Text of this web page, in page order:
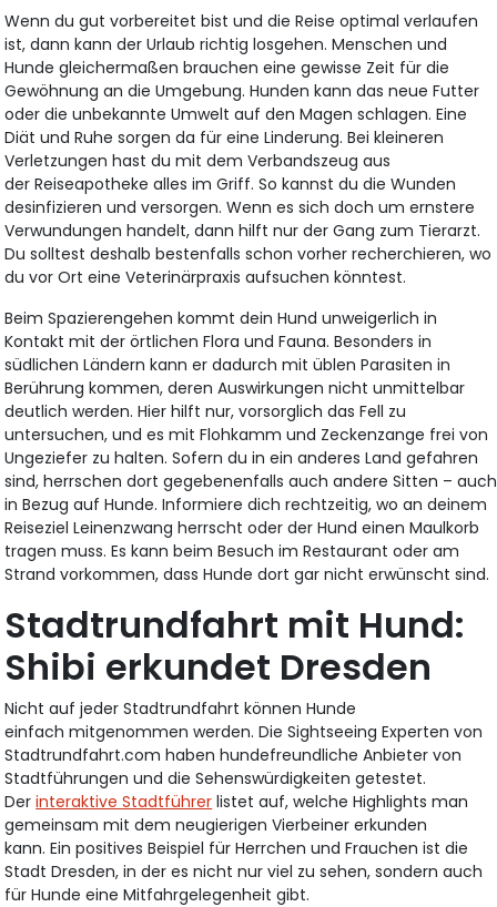
Wenn du gut vorbereitet bist und die Reise optimal verlaufen
ist, dann kann der Urlaub richtig losgehen. Menschen und
Hunde gleichermaßen brauchen eine gewisse Zeit für die
Gewöhnung an die Umgebung. Hunden kann das neue Futter
oder die unbekannte Umwelt auf den Magen schlagen. Eine
Diät und Ruhe sorgen da für eine Linderung. Bei kleineren
Verletzungen hast du mit dem Verbandszeug aus
der Reiseapotheke alles im Griff. So kannst du die Wunden
desinfizieren und versorgen. Wenn es sich doch um ernstere
Verwundungen handelt, dann hilft nur der Gang zum Tierarzt.
Du solltest deshalb bestenfalls schon vorher recherchieren, wo
du vor Ort eine Veterinärpraxis aufsuchen könntest.
Beim Spazierengehen kommt dein Hund unweigerlich in
Kontakt mit der örtlichen Flora und Fauna. Besonders in
südlichen Ländern kann er dadurch mit üblen Parasiten in
Berührung kommen, deren Auswirkungen nicht unmittelbar
deutlich werden. Hier hilft nur, vorsorglich das Fell zu
untersuchen, und es mit Flohkamm und Zeckenzange frei von
Ungeziefer zu halten. Sofern du in ein anderes Land gefahren
sind, herrschen dort gegebenenfalls auch andere Sitten – auch
in Bezug auf Hunde. Informiere dich rechtzeitig, wo an deinem
Reiseziel Leinenzwang herrscht oder der Hund einen Maulkorb
tragen muss. Es kann beim Besuch im Restaurant oder am
Strand vorkommen, dass Hunde dort gar nicht erwünscht sind.
Stadtrundfahrt mit Hund:
Shibi erkundet Dresden
Nicht auf jeder Stadtrundfahrt können Hunde
einfach mitgenommen werden. Die Sightseeing Experten von
Stadtrundfahrt.com haben hundefreundliche Anbieter von
Stadtführungen und die Sehenswürdigkeiten getestet.
Derinteraktive Stadtführer listet auf, welche Highlights man
gemeinsam mit dem neugierigen Vierbeiner erkunden
kann. Ein positives Beispiel für Herrchen und Frauchen ist die
Stadt Dresden, in der es nicht nur viel zu sehen, sondern auch
für Hunde eine Mitfahrgelegenheit gibt.